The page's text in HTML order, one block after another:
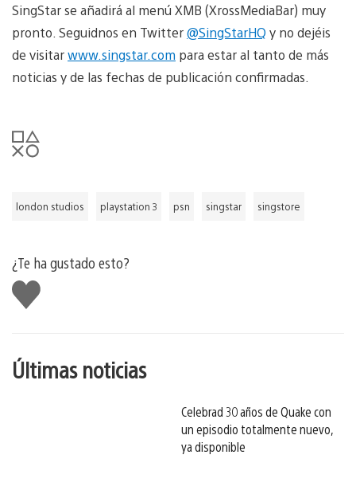
SingStar se añadirá al menú XMB (XrossMediaBar) muy
pronto. Seguidnos en Twitter@SingStarHQ y no dejéis
de visitarwww.singstar.com para estar al tanto de más
noticias y de las fechas de publicación confirmadas.
london studios playstation 3 psn singstar singstore
¿Te ha gustado esto?
Me
gusta
Últimas noticias
Celebrad 30 años de Quake con
un episodio totalmente nuevo,
ya disponible